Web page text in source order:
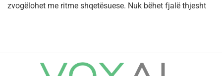
zvogëlohet me ritme shqetësuese. Nuk bëhet fjalë thjesht